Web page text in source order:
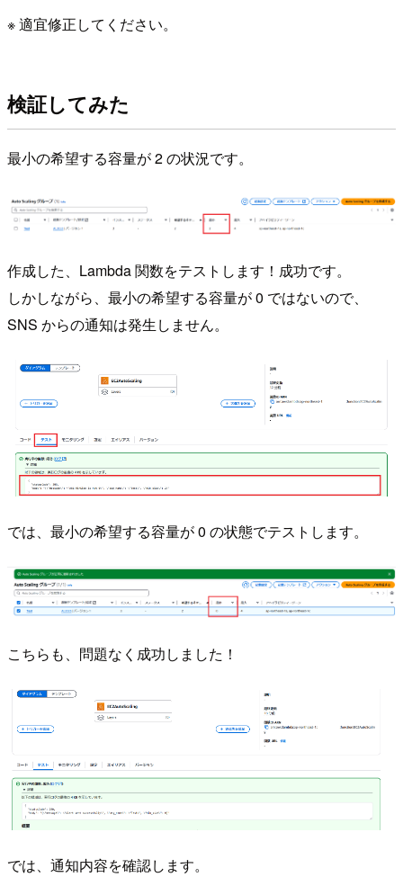
※ 適宜修正してください。
検証してみた
最小の希望する容量が 2 の状況です。
作成した、Lambda 関数をテストします！成功です。
しかしながら、最小の希望する容量が 0 ではないので、
SNS からの通知は発生しません。
では、最小の希望する容量が 0 の状態でテストします。
こちらも、問題なく成功しました！
では、通知内容を確認します。